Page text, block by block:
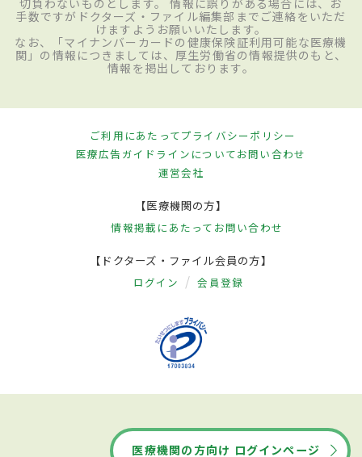
手数ですがドクターズ・ファイル編集部までご連絡をいただ
けますようお願いいたします。
なお、「マイナンバーカードの健康保険証利用可能な医療機
関」の情報につきましては、厚生労働省の情報提供のもと、
情報を掲出しております。
ご利用にあたってプライバシーポリシー
医療広告ガイドラインについてお問い合わせ
運営会社
【医療機関の方】
情報掲載にあたって お問い合わせ
【ドクターズ・ファイル会員の方】
ログイン 会員登録
医療機関の方向け ログインページ